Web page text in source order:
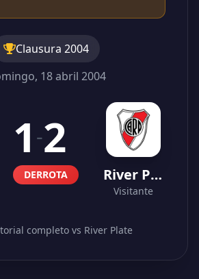
Clausura 2004
18 abril 2004
1 -2
DERROTA River Plate
Visitante
completo vs River Plate